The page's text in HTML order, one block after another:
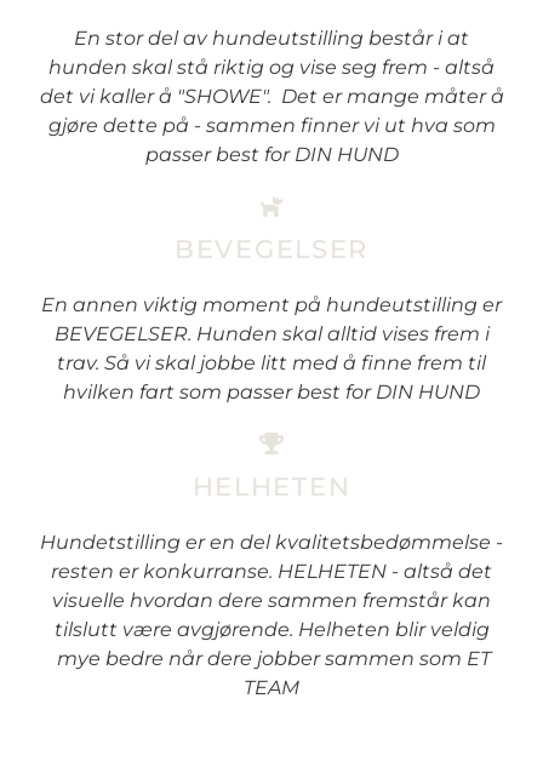
En stor del av hundeutstilling består i at
hunden skal stå riktig og vise seg frem - altså
det vi kaller å "SHOWE". Det er mange måter å
gjøre dette på - sammen finner vi ut hva som
passer best for DIN HUND
BEVEGELSER
En annen viktig moment på hundeutstilling er
BEVEGELSER. Hunden skal alltid vises frem i
trav. Så vi skal jobbe litt med å finne frem til
hvilken fart som passer best for DIN HUND
HELHETEN
Hundetstilling er en del kvalitetsbedømmelse -
resten er konkurranse. HELHETEN - altså det
visuelle hvordan dere sammen fremstår kan
tilslutt være avgjørende. Helheten blir veldig
mye bedre når dere jobber sammen som ET
TEAM